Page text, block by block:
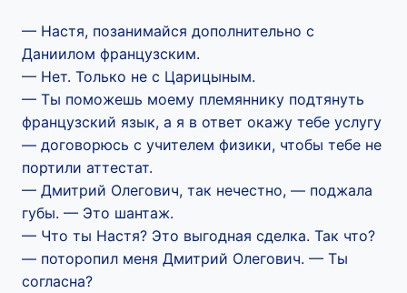
— Настя, позанимайся дополнительно с
Даниилом французским.
— Нет. Только не с Царицыным.
— Ты поможешь моему племяннику подтянуть
французский язык, а я в ответ окажу тебе услугу
— договорюсь с учителем физики, чтобы тебе не
портили аттестат.
— Дмитрий Олегович, так нечестно, — поджала
губы. — Это шантаж.
— Что ты Настя? Это выгодная сделка. Так что?
— поторопил меня Дмитрий Олегович. — Ты
согласна?